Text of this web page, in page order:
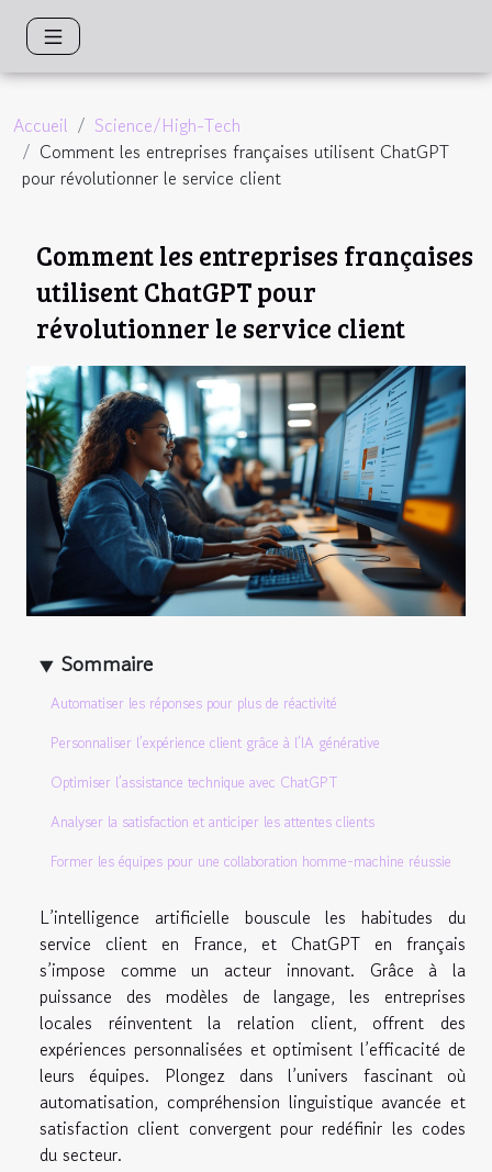
Accueil
Science/High-Tech
Comment les entreprises françaises utilisent ChatGPT
pour révolutionner le service client
Comment les entreprises françaises
utilisent ChatGPT pour
révolutionner le service client
Sommaire
Automatiser les réponses pour plus de réactivité
Personnaliser l’expérience client grâce à l’IA générative
Optimiser l’assistance technique avec ChatGPT
Analyser la satisfaction et anticiper les attentes clients
Former les équipes pour une collaboration homme-machine réussie
L’intelligence artificielle bouscule les habitudes du
service client en France, et ChatGPT en français
s’impose comme un acteur innovant. Grâce à la
puissance des modèles de langage, les entreprises
locales réinventent la relation client, offrent des
expériences personnalisées et optimisent l’efficacité de
leurs équipes. Plongez dans l’univers fascinant où
automatisation, compréhension linguistique avancée et
satisfaction client convergent pour redéfinir les codes
du secteur.